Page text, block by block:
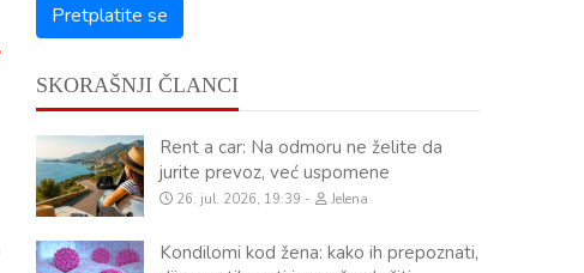
SKORAŠNJI ČLANCI
Rent a car: Na odmoru ne želite da
jurite prevoz, već uspomene
26. jul. 2026, 19:39 Jelena
Kondilomi kod žena: kako ih prepoznati,